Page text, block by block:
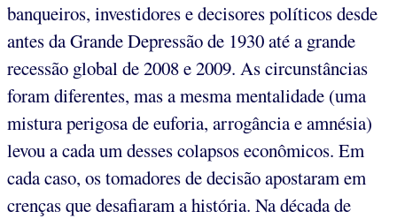
banqueiros, investidores e decisores políticos desde
antes da Grande Depressão de 1930 até a grande
recessão global de 2008 e 2009. As circunstâncias
foram diferentes, mas a mesma mentalidade (uma
mistura perigosa de euforia, arrogância e amnésia)
levou a cada um desses colapsos econômicos. Em
cada caso, os tomadores de decisão apostaram em
crenças que desafiaram a história. Na década de